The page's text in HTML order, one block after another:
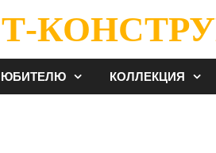
КОЛЛЕКЦИЯ